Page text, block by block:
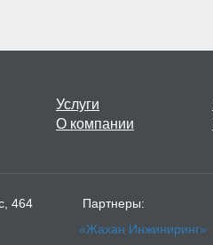
Услуги
О компании
464 Партнеры:
«Жахан Инжиниринг»